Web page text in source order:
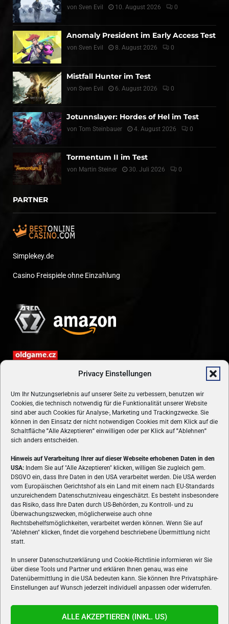
Privacy Einstellungen
Um Ihr Nutzungserlebnis auf unserer Seite zu verbessern, benutzen wir
Cookies, die technisch notwendig für die Funktionalität unserer Website
sind aber auch Cookies für Analyse-, Marketing und Trackingzwecke. Sie
können in den Einsatz der nicht notwendigen Cookies mit dem Klick auf die
Schaltfläche "Alle Akzeptieren" einwilligen oder per Klick auf"Ablehnen"
sich anders entscheiden.
Hinweis auf Verarbeitung Ihrer auf dieser Webseite erhobenen Daten in den
USA: Indem Sie auf "Alle Akzeptieren" klicken, willigen Sie zugleich gem.
DSGVO ein, dass Ihre Daten in den USA verarbeitet werden. Die USA werden
vom Europäischen Gerichtshof als ein Land mit einem nach EU-Standards
unzureichendem Datenschutzniveau eingeschätzt. Es besteht insbesondere
das Risiko, dass Ihre Daten durch US-Behörden, zu Kontroll- und zu
Überwachungszwecken, möglicherweise auch ohne
Rechtsbehelfsmöglichkeiten, verarbeitet werden können. Wenn Sie auf
"Ablehnen" klicken, findet die vorgehend beschriebene Übermittlung nicht
statt.
In unserer Datenschutzerklärung und Cookie-Richtlinie informieren wir Sie
über diese Tools und Partner und erklären Ihnen genau, was eine
Datenübermittlung in die USA bedeuten kann. Sie können Ihre Privatsphäre-
Einstellungen auf Wunsch jederzeit individuell anpassen oder widerrufen.
ALLE AKZEPTIEREN (INKL. US)
von Sven Evil 10. August 2026 0
Anomaly President im Early Access Test
von Sven Evil 8. August 2026 0
Mistfall Hunter im Test
von Sven Evil 6. August 2026 0
Jotunnslayer: Hordes of Hel im Test
von Tom Steinbauer 4. August 2026 0
Tormentum II im Test
von Martin Steiner 30. Juli 2026 0
PARTNER
Simplekey.de
Casino Freispiele ohne Einzahlung
ÜBER UNS
VON GAMERN, FÜR GAMER! Gamers.at ist das älteste Online-
Spielemagazin Österreichs und bringt täglich aktuelle News,
Reviews und Videos zu PC- und Konsolenspielen, Gaming-
Hardware und aus der Welt des e-Sport's.
FOLGE UNS